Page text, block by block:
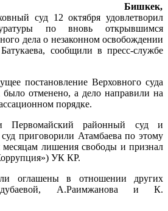
Бишкек,
суд 12 октября удовлетворил
по вновь открывшимся
дела о незаконном освобождении
сообщили в пресс-службе
постановление Верховного суда
было отменено, а дело направили на
порядке.
Первомайский районный суд и
приговорили Атамбаева по этому
лишения свободы и признал
УК КР.
оглашены в отношении других
А.Раимжанова и К.